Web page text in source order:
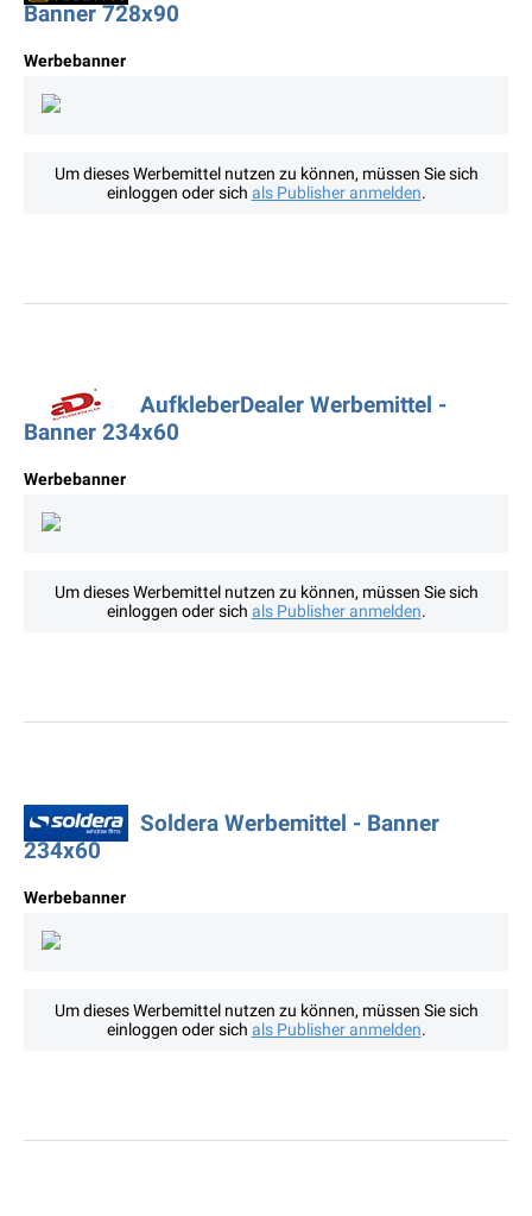
Banner 728x90
Werbebanner
Um dieses Werbemittel nutzen zu können, müssen Sie sich
einloggen oder sich als Publisher anmelden.
AufkleberDealer Werbemittel -
Banner 234x60
Werbebanner
Um dieses Werbemittel nutzen zu können, müssen Sie sich
einloggen oder sich als Publisher anmelden.
Soldera Werbemittel - Banner
234x60
Werbebanner
Um dieses Werbemittel nutzen zu können, müssen Sie sich
einloggen oder sich als Publisher anmelden.